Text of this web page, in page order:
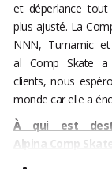
et déperlance
plus ajusté. La
NNN, Turnamic
al Comp Skate
clients, nous
monde car elle a
À qui est
Alpina Comp